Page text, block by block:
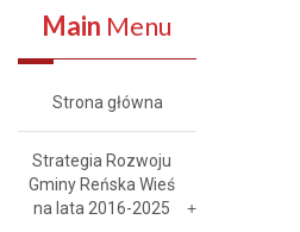
Main Menu
Strona główna
Strategia Rozwoju
Gminy Reńska Wieś
na lata 2016-2025